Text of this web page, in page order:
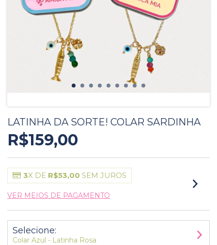
LATINHA DA SORTE! COLAR SARDINHA
R$159,00
3X DE R$53,00 SEM JUROS
VER MEIOS DE PAGAMENTO
Selecione:
Colar Azul - Latinha Rosa